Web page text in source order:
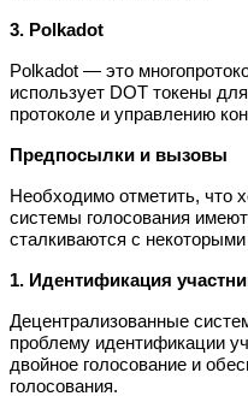
3. Polkadot
Polkadot — это
использует DOT токены
протоколе и управлению
Предпосылки и вызовы
Необходимо отметить, что
системы голосования
сталкиваются с
1. Идентификация
Децентрализованные
проблему идентификации
двойное голосование и
голосования.